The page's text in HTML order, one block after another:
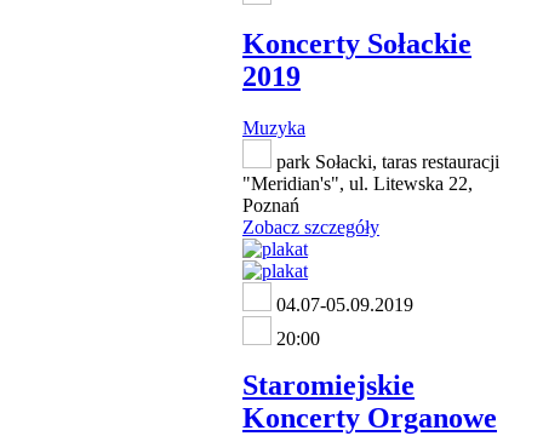
Koncerty Sołackie
2019
Muzyka
park Sołacki, taras restauracji
"Meridian's", ul. Litewska 22,
Poznań
Zobacz szczegóły
04.07-05.09.2019
20:00
Staromiejskie
Koncerty Organowe